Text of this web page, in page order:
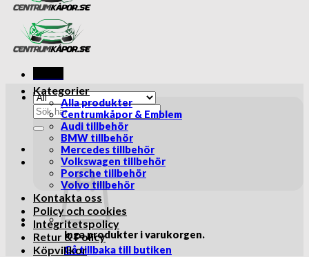
Sök
efter:
Inga produkter i varukorgen.
Gå tillbaka till butiken
Kategorier
Alla produkter
Centrumkåpor & Emblem
Audi tillbehör
BMW tillbehör
Mercedes tillbehör
Volkswagen tillbehör
Porsche tillbehör
Volvo tillbehör
Kontakta oss
Policy och cookies
Integritetspolicy
Retur & Policy
Köpvillkor